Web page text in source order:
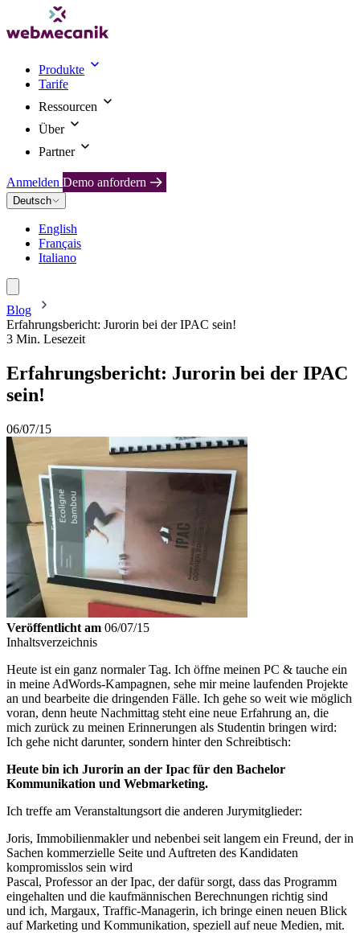
Produkte
Tarife
Ressourcen
Über
Partner
Anmelden Demo anfordern
Deutsch
English
Français
Italiano
Blog
Erfahrungsbericht: Jurorin bei der IPAC sein!
3 Min. Lesezeit
Erfahrungsbericht: Jurorin bei der IPAC
sein!
06/07/15
Veröffentlicht am 06/07/15
Inhaltsverzeichnis
Heute ist ein ganz normaler Tag. Ich öffne meinen PC & tauche ein
in meine AdWords-Kampagnen, sehe mir meine laufenden Projekte
an und bearbeite die dringenden Fälle. Ich gehe so weit wie möglich
voran, denn heute Nachmittag steht eine neue Erfahrung an, die
mich zurück zu meinen Erinnerungen als Studentin bringen wird:
Ich gehe nicht darunter, sondern hinter den Schreibtisch:
Heute bin ich Jurorin an der Ipac für den Bachelor
Kommunikation und Webmarketing.
Ich treffe am Veranstaltungsort die anderen Jurymitglieder:
Joris, Immobilienmakler und nebenbei seit langem ein Freund, der in
Sachen kommerzielle Seite und Auftreten des Kandidaten
kompromisslos sein wird
Pascal, Professor an der Ipac, der dafür sorgt, dass das Programm
eingehalten und die kaufmännischen Berechnungen richtig sind
und ich, Margaux, Traffic-Managerin, ich bringe einen neuen Blick
auf Marketing und Kommunikation, speziell auf neue Medien, mit.